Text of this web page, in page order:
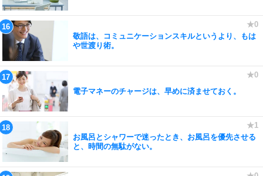
敬語は、コミュニケーションスキルというより、もは
や世渡り術。
電子マネーのチャージは、早めに済ませておく。
お風呂とシャワーで迷ったとき、お風呂を優先させる
と、時間の無駄がない。